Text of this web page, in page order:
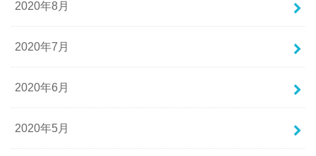
2020年8月
2020年7月
2020年6月
2020年5月